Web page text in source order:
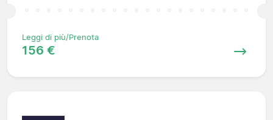
Leggi di più/Prenota
156 €